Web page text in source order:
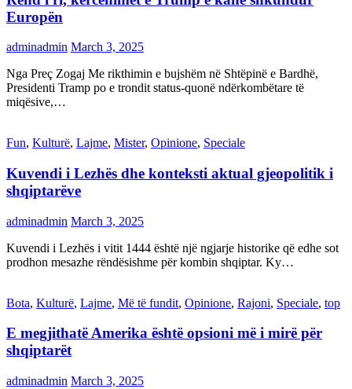
Europën
adminadmin March 3, 2025
Nga Preç Zogaj Me rikthimin e bujshëm në Shtëpinë e Bardhë,
Presidenti Tramp po e trondit status-quonë ndërkombëtare të
miqësive,…
Fun, Kulturë, Lajme, Mister, Opinione, Speciale
Kuvendi i Lezhës dhe konteksti aktual gjeopolitik i
shqiptarëve
adminadmin March 3, 2025
Kuvendi i Lezhës i vitit 1444 është një ngjarje historike që edhe sot
prodhon mesazhe rëndësishme për kombin shqiptar. Ky…
Bota, Kulturë, Lajme, Më të fundit, Opinione, Rajoni, Speciale, top
E megjithatë Amerika është opsioni më i mirë për
shqiptarët
adminadmin March 3, 2025